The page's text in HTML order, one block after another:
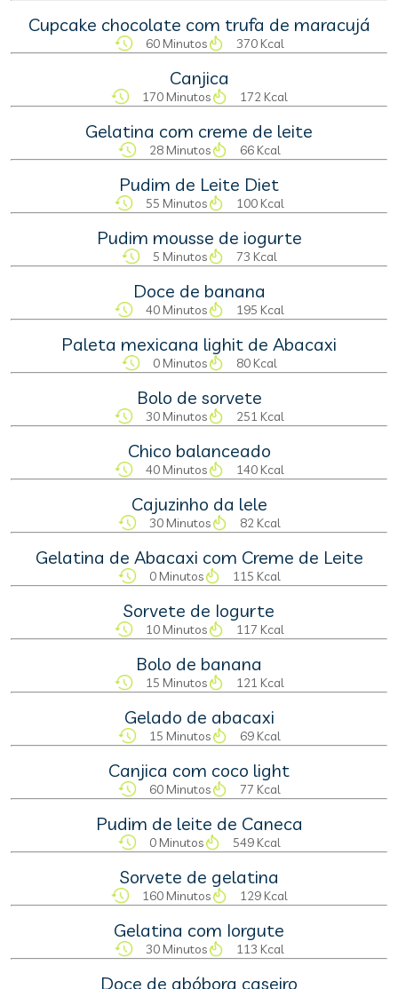
Cupcake chocolate com trufa de maracujá
60 Minutos 370 Kcal
Canjica
170 Minutos 172 Kcal
Gelatina com creme de leite
28 Minutos 66 Kcal
Pudim de Leite Diet
55 Minutos 100 Kcal
Pudim mousse de iogurte
5 Minutos 73 Kcal
Doce de banana
40 Minutos 195 Kcal
Paleta mexicana lighit de Abacaxi
0 Minutos 80 Kcal
Bolo de sorvete
30 Minutos 251 Kcal
Chico balanceado
40 Minutos 140 Kcal
Cajuzinho da lele
30 Minutos 82 Kcal
Gelatina de Abacaxi com Creme de Leite
0 Minutos 115 Kcal
Sorvete de Iogurte
10 Minutos 117 Kcal
Bolo de banana
15 Minutos 121 Kcal
Gelado de abacaxi
15 Minutos 69 Kcal
Canjica com coco light
60 Minutos 77 Kcal
Pudim de leite de Caneca
0 Minutos 549 Kcal
Sorvete de gelatina
160 Minutos 129 Kcal
Gelatina com Iorgute
30 Minutos 113 Kcal
Doce de abóbora caseiro